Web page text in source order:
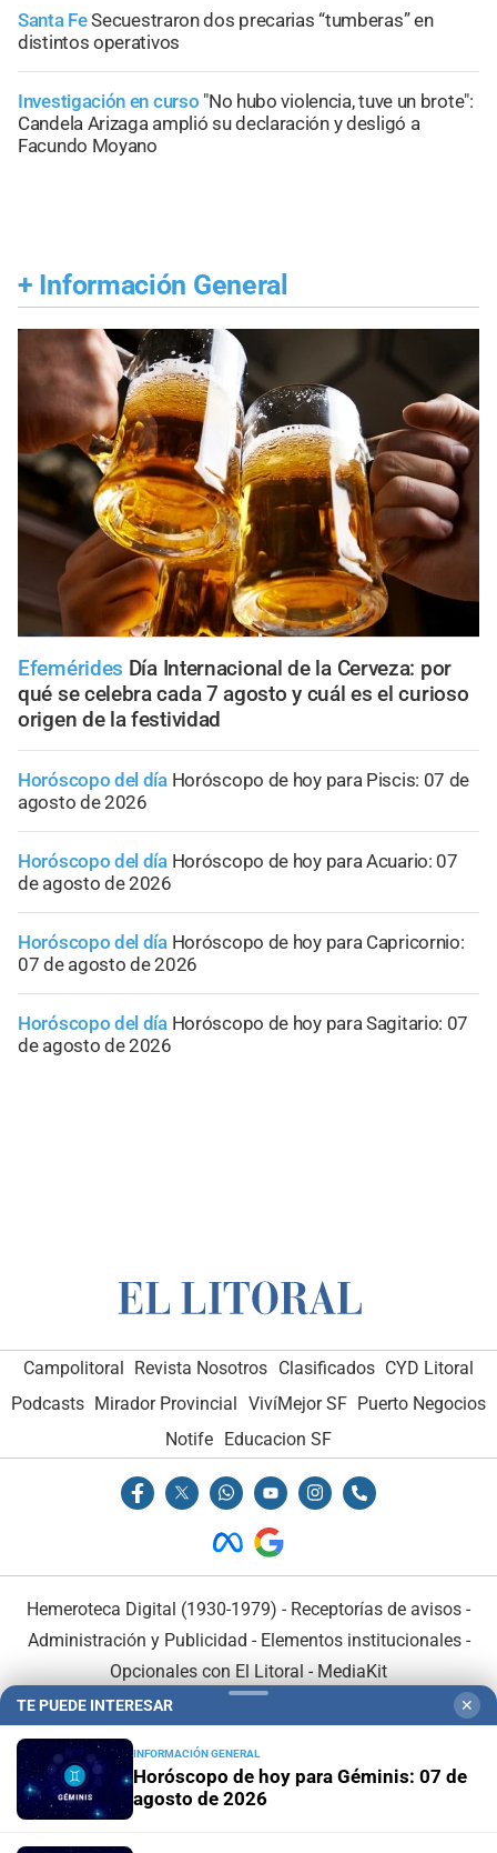
Santa FeSecuestraron dos precarias “tumberas” en
distintos operativos
Investigación en curso "No hubo violencia, tuve un brote":
Candela Arizaga amplió su declaración y desligó a
Facundo Moyano
+ Información General
Efemérides Día Internacional de la Cerveza: por
qué se celebra cada 7 agosto y cuál es el curioso
origen de la festividad
Horóscopo del día Horóscopo de hoy para Piscis: 07 de
agosto de 2026
Horóscopo del día Horóscopo de hoy para Acuario: 07
de agosto de 2026
Horóscopo del día Horóscopo de hoy para Capricornio:
07 de agosto de 2026
Horóscopo del día Horóscopo de hoy para Sagitario: 07
de agosto de 2026
Campolitoral Revista Nosotros Clasificados CYD Litoral
Podcasts Mirador Provincial VivíMejor SF Puerto Negocios
Notife Educacion SF
Hemeroteca Digital (1930-1979) - Receptorías de avisos -
Administración y Publicidad - Elementos institucionales-
Opcionales con El Litoral - MediaKit
TE PUEDE INTERESAR ✕
INFORMACIÓN GENERAL
Horóscopo de hoy para Géminis: 07 de
agosto de 2026